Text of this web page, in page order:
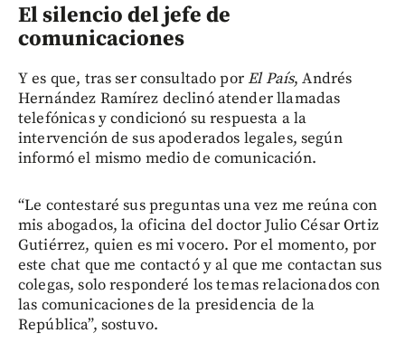
El silencio del jefe de
comunicaciones
Y es que, tras ser consultado porEl País, Andrés
Hernández Ramírez declinó atender llamadas
telefónicas y condicionó su respuesta a la
intervención de sus apoderados legales, según
informó el mismo medio de comunicación.
“Le contestaré sus preguntas una vez me reúna con
mis abogados, la oficina del doctor Julio César Ortiz
Gutiérrez, quien es mi vocero. Por el momento, por
este chat que me contactó y al que me contactan sus
colegas, solo responderé los temas relacionados con
las comunicaciones de la presidencia de la
República”, sostuvo.